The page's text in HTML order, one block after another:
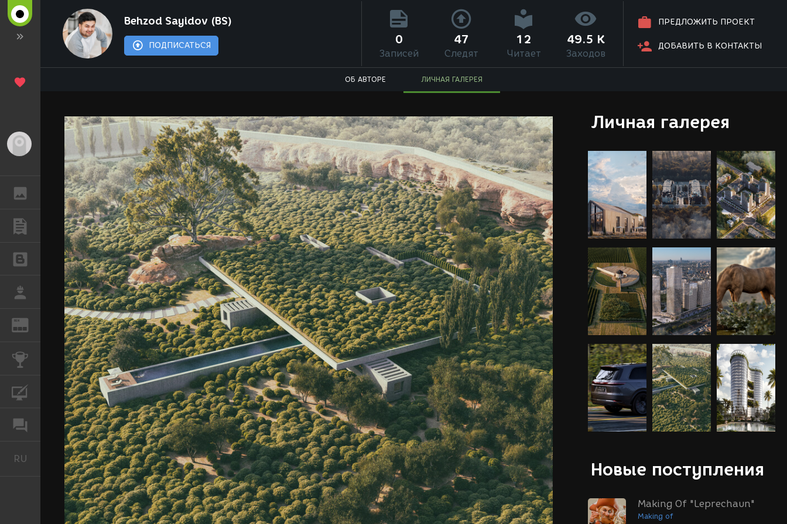
ГАЛЕРЕЯ
ПУБЛИКАЦИИ
БЛОГИ
РАБОТА
REN ЖУРНАЛ
КОНКУРСЫ
КУРСЫ
ФОРУМ
RU Русский
Behzod Sayidov (BS)
ПОДПИСАТЬСЯ
ПРЕДЛОЖИТЬ ПРОЕКТ
ДОБАВИТЬ В КОНТАКТЫ
0
Записей
47
Следят
12
Читает
49.5 K
Заходов
ОБ АВТОРЕ ЛИЧНАЯ ГАЛЕРЕЯ
Личная галерея
Новые поступления
Making Of "Leprechaun"
Making of